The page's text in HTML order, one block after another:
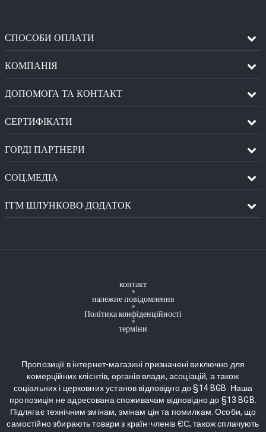
СПОСОБИ ОПЛАТИ
КОМПАНІЯ
ДОПОМОГА ТА КОНТАКТ
СЕРТИФІКАТИ
ГОРДІ ПАРТНЕРИ
СОЦ.МЕДІА
ГГМ ШЛУНКОВО ДОДАТОК
контакт
належне повідомлення
Політика конфіденційності
терміни
Пропозиції в інтернет-магазині призначені виключно для
комерційних клієнтів, органів влади, асоціацій, а також
соціальних і церковних установ відповідно до §14 BGB. Наша
пропозиція не адресована споживачам відповідно до §13 BGB.
Підлягає технічним змінам, змінам цін та помилкам. Особи, що
самостійно збирають товари з країн-членів ЄС, також сплачують